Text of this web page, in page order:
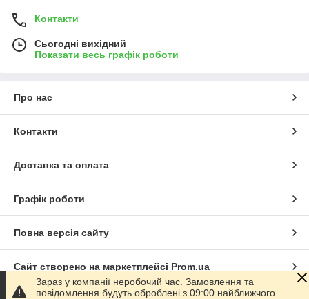
Контакти
Сьогодні вихідний
Показати весь графік роботи
Про нас
Контакти
Доставка та оплата
Графік роботи
Повна версія сайту
Сайт створено на маркетплейсі Prom.ua
Зараз у компанії неробочий час. Замовлення та
повідомлення будуть оброблені з 09:00 найближчого